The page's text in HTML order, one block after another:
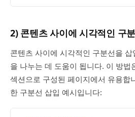
2) 콘텐츠 사이에 시각적인 구
콘텐츠 사이에 시각적인 구분선을
을 나누는 데 도움이 됩니다. 이 방법
섹션으로 구성된 페이지에서 유용합
한 구분선 삽입 예시입니다: